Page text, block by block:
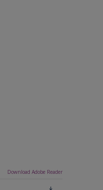
Download Adobe Reader